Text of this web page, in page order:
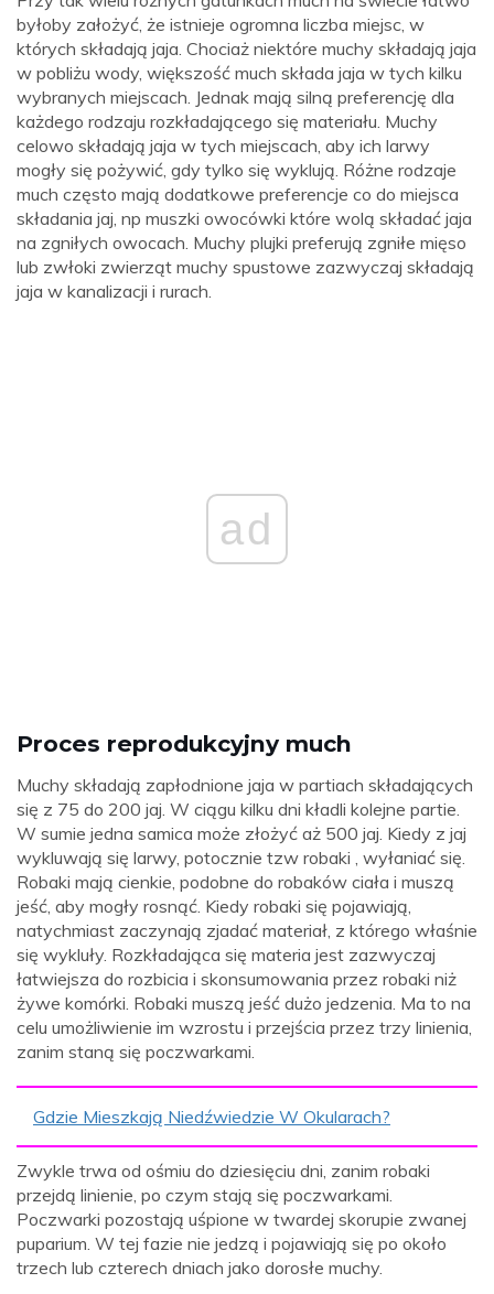
byłoby założyć, że istnieje ogromna liczba miejsc, w
których składają jaja. Chociaż niektóre muchy składają jaja
w pobliżu wody, większość much składa jaja w tych kilku
wybranych miejscach. Jednak mają silną preferencję dla
każdego rodzaju rozkładającego się materiału. Muchy
celowo składają jaja w tych miejscach, aby ich larwy
mogły się pożywić, gdy tylko się wyklują. Różne rodzaje
much często mają dodatkowe preferencje co do miejsca
składania jaj, np muszki owocówki które wolą składać jaja
na zgniłych owocach. Muchy plujki preferują zgniłe mięso
lub zwłoki zwierząt muchy spustowe zazwyczaj składają
jaja w kanalizacji i rurach.
ad
Proces reprodukcyjny much
Muchy składają zapłodnione jaja w partiach składających
się z 75 do 200 jaj. W ciągu kilku dni kładli kolejne partie.
W sumie jedna samica może złożyć aż 500 jaj. Kiedy z jaj
wykluwają się larwy, potocznie tzw robaki , wyłaniać się.
Robaki mają cienkie, podobne do robaków ciała i muszą
jeść, aby mogły rosnąć. Kiedy robaki się pojawiają,
natychmiast zaczynają zjadać materiał, z którego właśnie
się wykluły. Rozkładająca się materia jest zazwyczaj
łatwiejsza do rozbicia i skonsumowania przez robaki niż
żywe komórki. Robaki muszą jeść dużo jedzenia. Ma to na
celu umożliwienie im wzrostu i przejścia przez trzy linienia,
zanim staną się poczwarkami.
Gdzie Mieszkają Niedźwiedzie W Okularach?
Zwykle trwa od ośmiu do dziesięciu dni, zanim robaki
przejdą linienie, po czym stają się poczwarkami.
Poczwarki pozostają uśpione w twardej skorupie zwanej
puparium. W tej fazie nie jedzą i pojawiają się po około
trzech lub czterech dniach jako dorosłe muchy.